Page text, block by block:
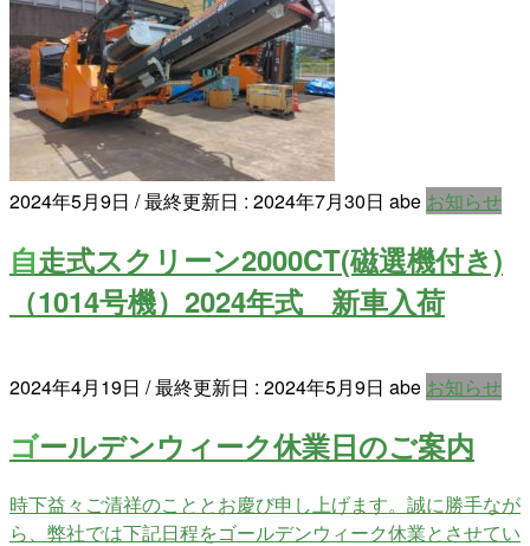
2024年5月9日 / 最終更新日 : 2024年7月30日 abe お知らせ
自走式スクリーン2000CT(磁選機付き)
（1014号機）2024年式 新車入荷
2024年4月19日 / 最終更新日 : 2024年5月9日 abe お知らせ
ゴールデンウィーク休業日のご案内
時下益々ご清祥のこととお慶び申し上げます。誠に勝手なが
ら、弊社では下記日程をゴールデンウィーク休業とさせてい